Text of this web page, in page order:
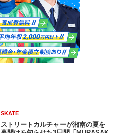
SKATE
ストリートカルチャーが湘南の夏を